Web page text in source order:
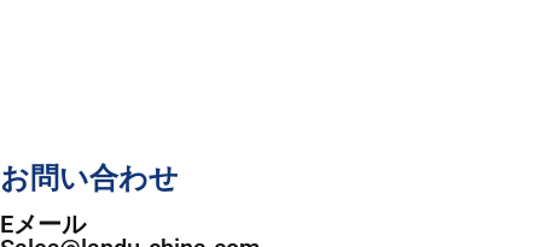
お問い合わせ
Eメール